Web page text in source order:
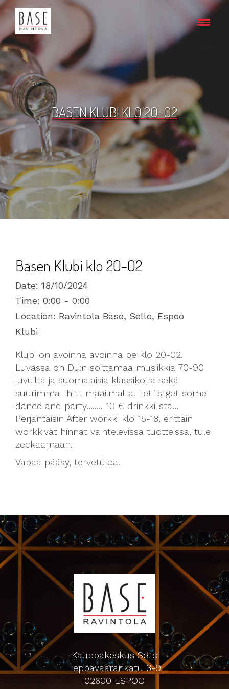
BASEN KLUBI KLO 20-02
Basen Klubi klo 20-02
Date: 18/10/2024
Time: 0:00 - 0:00
Location: Ravintola Base, Sello, Espoo
Klubi
Klubi on avoinna avoinna pe klo 20-02.
Luvassa on DJ:n soittamaa musiikkia 70-90
luvuilta ja suomalaisia klassikoita sekä
suurimmat hitit maailmalta. Let´s get some
dance and party….…. 10 € drinkkilista…
Perjantaisin After wörkki klo 15-18, erittäin
wörkkivät hinnat vaihtelevissa tuotteissa, tule
zeckaamaan.
Vapaa pääsy, tervetuloa.
Kauppakeskus Sello
Leppävaarankatu 3-9
02600 ESPOO